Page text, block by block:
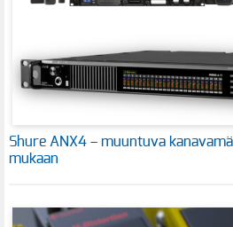
Shure ANX4 – muuntuva
mukaan